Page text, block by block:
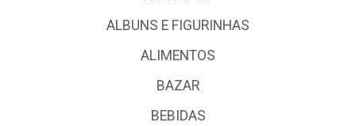
ALBUNS E FIGURINHAS
ALIMENTOS
BAZAR
BEBIDAS